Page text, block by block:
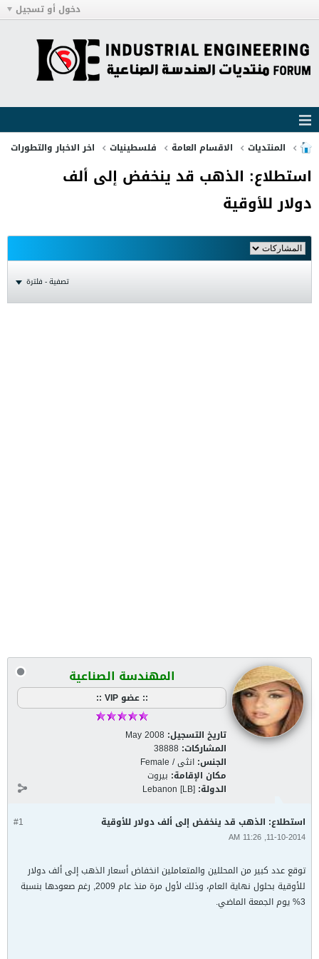
دخول أو تسجيل
المنتديات الاقسام العامة فلسطينيات اخر الاخبار والتطورات
استطلاع: الذهب قد ينخفض إلى ألف
دولار للأوقية
تصفية - فلترة
المهندسة الصناعية
:: عضو VIP ::
تاريخ التسجيل: May 2008
المشاركات: 38888
الجنس: انثى / Female
مكان الإقامة: بيروت
الدولة: Lebanon [LB]
#1 استطلاع: الذهب قد ينخفض إلى ألف دولار للأوقية
11-10-2014, 11:26 AM
توقع عدد كبير من المحللين والمتعاملين انخفاض أسعار الذهب إلى ألف دولار
للأوقية بحلول نهاية العام، وذلك لأول مرة منذ عام 2009, رغم صعودها بنسبة
3% يوم الجمعة الماضي.